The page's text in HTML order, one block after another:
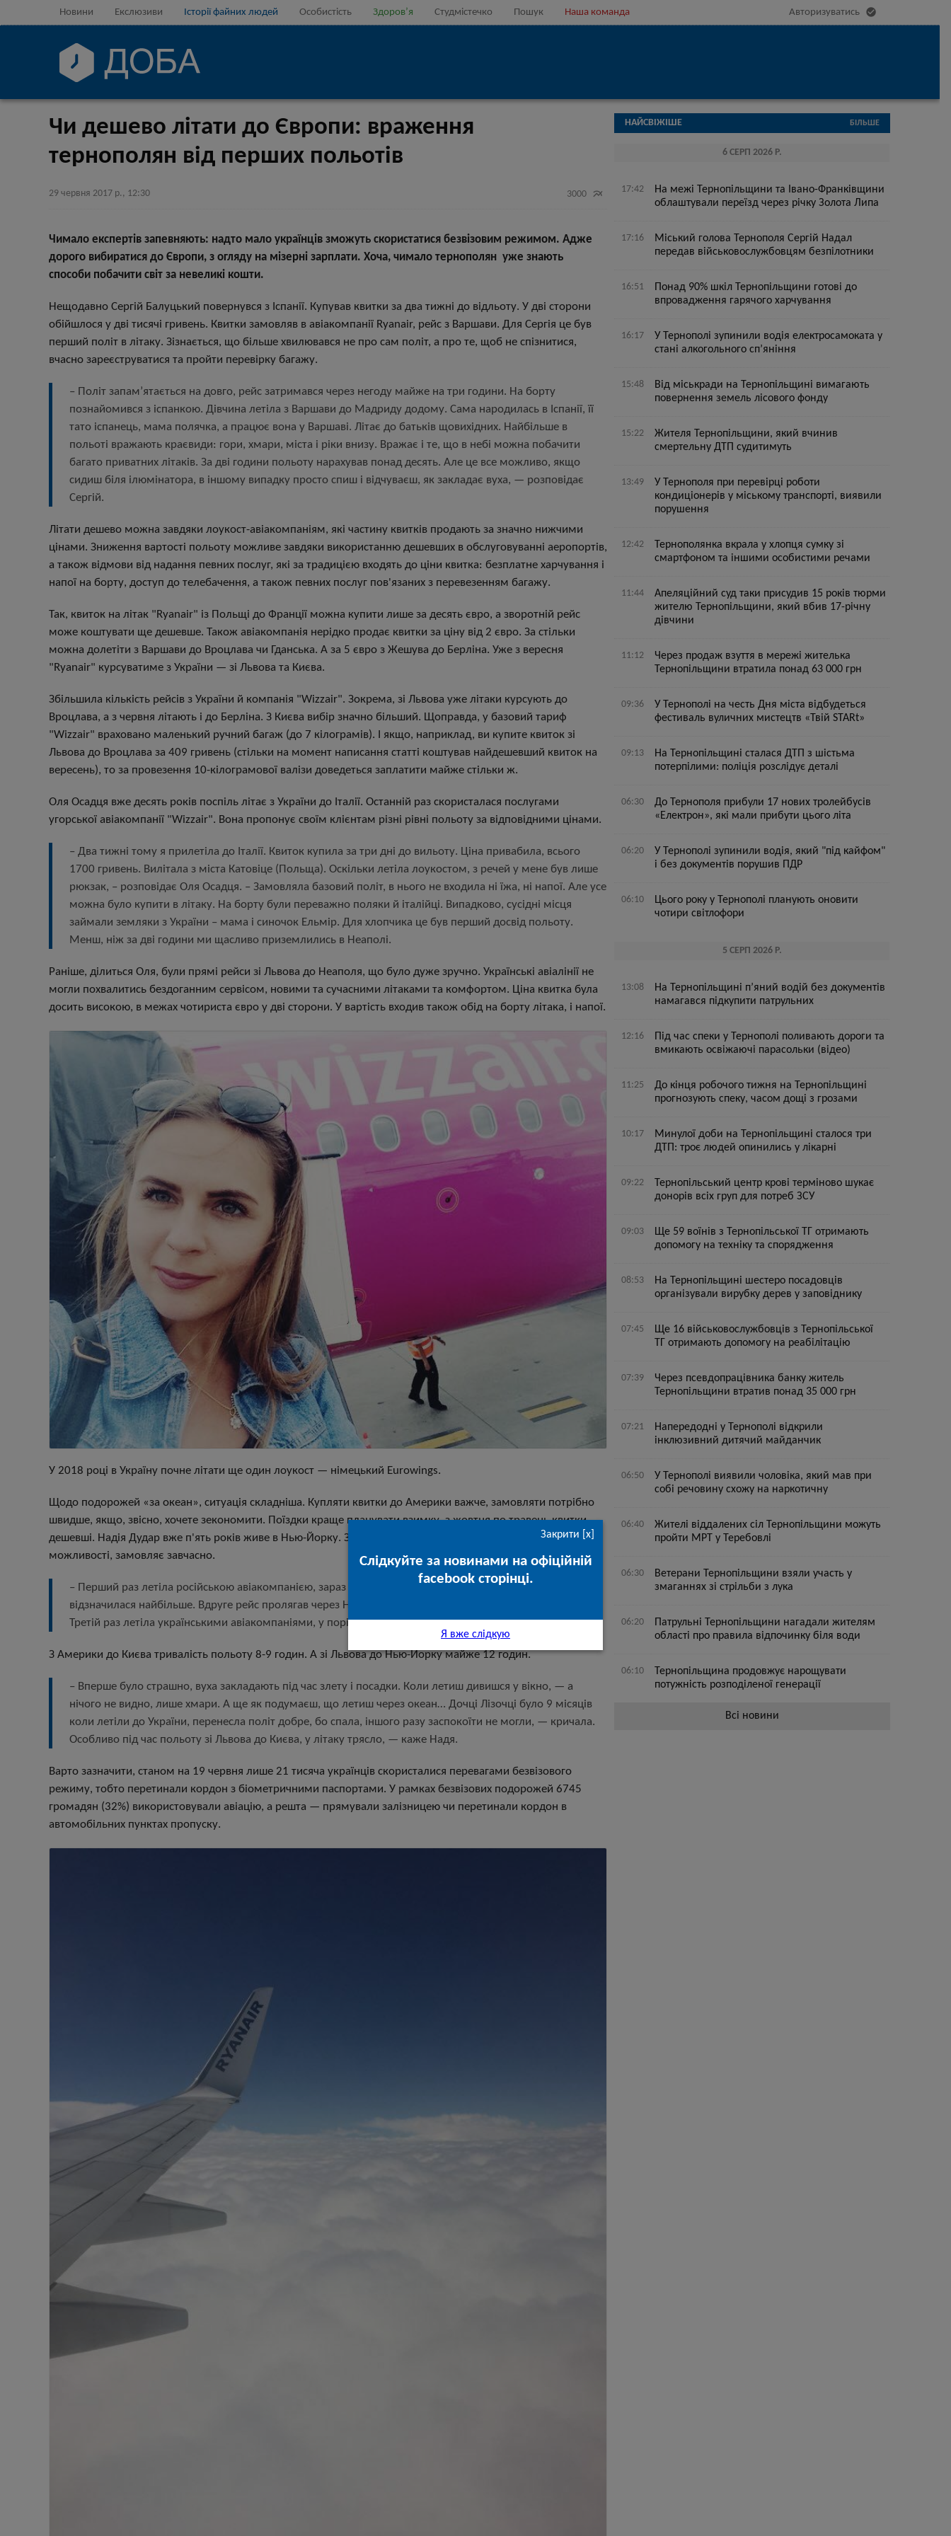
Новини Екслюзиви Історії файних людей Особистість Здоров’я Студмістечко Пошук Наша команда Авторизуватись 
Чи дешево літати до Європи: враження
тернополян від перших польотів
29 червня 2017 р., 12:30 3000 
Чимало експертів запевняють: надто мало українців зможуть скористатися безвізовим режимом. Адже
дорого вибиратися до Європи, з огляду на мізерні зарплати. Хоча, чимало тернополян уже знають
способи побачити світ за невеликі кошти.
Нещодавно Сергій Балуцький повернувся з Іспанії. Купував квитки за два тижні до відльоту. У дві сторони
обійшлося у дві тисячі гривень. Квитки замовляв в авіакомпанії Ryanair, рейс з Варшави. Для Сергія це був
перший політ в літаку. Зізнається, що більше хвилювався не про сам політ, а про те, щоб не спізнитися,
вчасно зареєструватися та пройти перевірку багажу.
– Політ запам’ятається на довго, рейс затримався через негоду майже на три години. На борту
познайомився з іспанкою. Дівчина летіла з Варшави до Мадриду додому. Сама народилась в Іспанії, її
тато іспанець, мама полячка, а працює вона у Варшаві. Літає до батьків щовихідних. Найбільше в
польоті вражають краєвиди: гори, хмари, міста і ріки внизу. Вражає і те, що в небі можна побачити
багато приватних літаків. За дві години польоту нарахував понад десять. Але це все можливо, якщо
сидиш біля ілюмінатора, в іншому випадку просто спиш і відчуваєш, як закладає вуха, — розповідає
Сергій.
Літати дешево можна завдяки лоукост-авіакомпаніям, які частину квитків продають за значно нижчими
цінами. Зниження вартості польоту можливе завдяки використанню дешевших в обслуговуванні аеропортів,
а також відмови від надання певних послуг, які за традицією входять до ціни квитка: безплатне харчування і
напої на борту, доступ до телебачення, а також певних послуг пов'язаних з перевезенням багажу.
Так, квиток на літак "Ryanair" із Польщі до Франції можна купити лише за десять євро, а зворотній рейс
може коштувати ще дешевше. Також авіакомпанія нерідко продає квитки за ціну від 2 євро. За стільки
можна долетіти з Варшави до Вроцлава чи Гданська. А за 5 євро з Жешува до Берліна. Уже з вересня
"Ryanair" курсуватиме з України — зі Львова та Києва.
Збільшила кількість рейсів з України й компанія "Wizzair". Зокрема, зі Львова уже літаки курсують до
Вроцлава, а з червня літають і до Берліна. З Києва вибір значно більший. Щоправда, у базовий тариф
"Wizzair" враховано маленький ручний багаж (до 7 кілограмів). І якщо, наприклад, ви купите квиток зі
Львова до Вроцлава за 409 гривень (стільки на момент написання статті коштував найдешевший квиток на
вересень), то за провезення 10-кілограмової валізи доведеться заплатити майже стільки ж.
Оля Осадця вже десять років поспіль літає з України до Італії. Останній раз скористалася послугами
угорської авіакомпанії "Wizzair". Вона пропонує своїм клієнтам різні рівні польоту за відповідними цінами.
– Два тижні тому я прилетіла до Італії. Квиток купила за три дні до вильоту. Ціна привабила, всього
1700 гривень. Вилітала з міста Катовіце (Польща). Оскільки летіла лоукостом, з речей у мене був лише
рюкзак, – розповідає Оля Осадця. – Замовляла базовий політ, в нього не входила ні їжа, ні напої. Але усе
можна було купити в літаку. На борту були переважно поляки й італійці. Випадково, сусідні місця
займали земляки з України – мама і синочок Ельмір. Для хлопчика це був перший досвід польоту.
Менш, ніж за дві години ми щасливо приземлились в Неаполі.
Раніше, ділиться Оля, були прямі рейси зі Львова до Неаполя, що було дуже зручно. Українські авіалінії не
могли похвалитись бездоганним сервісом, новими та сучасними літаками та комфортом. Ціна квитка була
досить високою, в межах чотириста євро у дві сторони. У вартість входив також обід на борту літака, і напої.
У 2018 році в Україну почне літати ще один лоукост — німецький Eurowings.
Щодо подорожей «за океан», ситуація складніша. Купляти квитки до Америки важче, замовляти потрібно
швидше, якщо, звісно, хочете зекономити. Поїздки краще планувати взимку, з жовтня по травень квитки
дешевші. Надія Дудар вже п'ять років живе в Нью-Йорку. За цей час летіла тричі туди й назад. Квитки, за
можливості, замовляє завчасно.
– Перший раз летіла російською авіакомпанією, зараз її немає. Щодо комфортних умов, саме вона
відзначилася найбільше. Вдруге рейс пролягав через Нідерланди, авіакомпанія Delta. Умови задовільні.
Третій раз летіла українськими авіакомпаніями, у порівнянні, вони найгірші. Літаки старі, місця мало.
З Америки до Києва тривалість польоту 8-9 годин. А зі Львова до Нью-Йорку майже 12 годин.
– Вперше було страшно, вуха закладають під час злету і посадки. Коли летиш дивишся у вікно, — а
нічого не видно, лише хмари. А ще як подумаєш, що летиш через океан… Дочці Лізочці було 9 місяців
коли летіли до України, перенесла політ добре, бо спала, іншого разу заспокоїти не могли, — кричала.
Особливо під час польоту зі Львова до Києва, у літаку трясло, — каже Надя.
Варто зазначити, станом на 19 червня лише 21 тисяча українців скористалися перевагами безвізового
режиму, тобто перетинали кордон з біометричними паспортами. У рамках безвізових подорожей 6745
громадян (32%) використовували авіацію, а решта — прямували залізницею чи перетинали кордон в
автомобільних пунктах пропуску.
НАЙСВІЖІШЕ БІЛЬШЕ
6 СЕРП 2026 Р.
17:42
На межі Тернопільщини та Івано-Франківщини
облаштували переїзд через річку Золота Липа
17:16
Міський голова Тернополя Сергій Надал
передав військовослужбовцям безпілотники
16:51
Понад 90% шкіл Тернопільщини готові до
впровадження гарячого харчування
16:17
У Тернополі зупинили водія електросамоката у
стані алкогольного сп’яніння
15:48
Від міськради на Тернопільщині вимагають
повернення земель лісового фонду
15:22
Жителя Тернопільщини, який вчинив
смертельну ДТП судитимуть
13:49
У Тернополя при перевірці роботи
кондиціонерів у міському транспорті, виявили
порушення
12:42
Тернополянка вкрала у хлопця сумку зі
смартфоном та іншими особистими речами
11:44
Апеляційний суд таки присудив 15 років тюрми
жителю Тернопільщини, який вбив 17-річну
дівчини
11:12
Через продаж взуття в мережі жителька
Тернопільщини втратила понад 63 000 грн
09:36
У Тернополі на честь Дня міста відбудеться
фестиваль вуличних мистецтв «Твій STARt»
09:13
На Тернопільщині сталася ДТП з шістьма
потерпілими: поліція розслідує деталі
06:30
До Тернополя прибули 17 нових тролейбусів
«Електрон», які мали прибути цього літа
06:20
У Тернополі зупинили водія, який "під кайфом"
і без документів порушив ПДР
06:10
Цього року у Тернополі планують оновити
чотири світлофори
5 СЕРП 2026 Р.
13:08
На Тернопільщині п’яний водій без документів
намагався підкупити патрульних
12:16
Під час спеки у Тернополі поливають дороги та
вмикають освіжаючі парасольки (відео)
11:25
До кінця робочого тижня на Тернопільщині
прогнозують спеку, часом дощі з грозами
10:17
Минулої доби на Тернопільщині сталося три
ДТП: троє людей опинились у лікарні
09:22
Тернопільський центр крові терміново шукає
донорів всіх груп для потреб ЗСУ
09:03
Ще 59 воїнів з Тернопільської ТГ отримають
допомогу на техніку та спорядження
08:53
На Тернопільщині шестеро посадовців
організували вирубку дерев у заповіднику
07:45
Ще 16 військовослужбовців з Тернопільської
ТГ отримають допомогу на реабілітацію
07:39
Через псевдопрацівника банку житель
Тернопільщини втратив понад 35 000 грн
07:21
Напередодні у Тернополі відкрили
інклюзивний дитячий майданчик
06:50
У Тернополі виявили чоловіка, який мав при
собі речовину схожу на наркотичну
06:40
Жителі віддалених сіл Тернопільщини можуть
пройти МРТ у Теребовлі
06:30
Ветерани Тернопільщини взяли участь у
змаганнях зі стрільби з лука
06:20
Патрульні Тернопільщини нагадали жителям
області про правила відпочинку біля води
06:10
Тернопільщина продовжує нарощувати
потужність розподіленої генерації
Всі новини
Закрити [x]
Слідкуйте за новинами на офіційній
facebook сторінці.
Я вже слідкую